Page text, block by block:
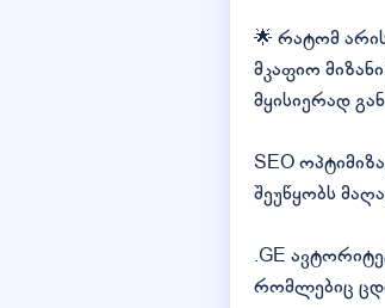
🌟 რატომ
მკაფიო
მყისიერად
SEO
შეუწყობს
.GE
რომლებიც